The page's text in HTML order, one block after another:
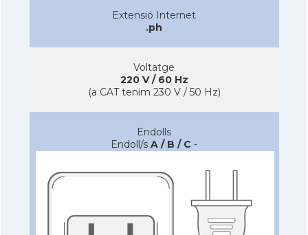
Extensió Internet
.ph
Voltatge
220 V / 60 Hz
(a CAT tenim 230 V / 50 Hz)
Endolls
Endoll/s A / B / C -